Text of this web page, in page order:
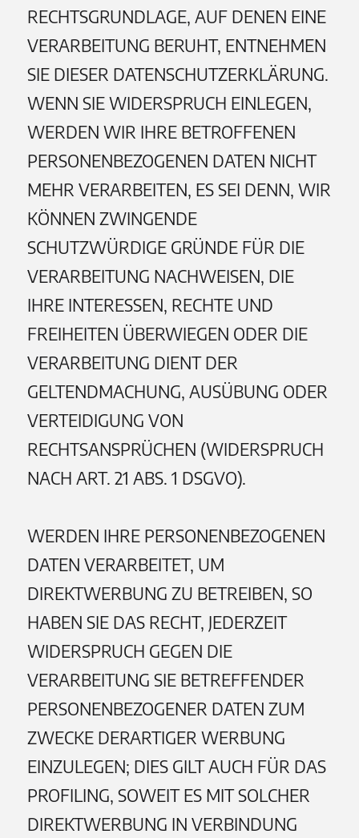
RECHTSGRUNDLAGE, AUF DENEN EINE
VERARBEITUNG BERUHT, ENTNEHMEN
SIE DIESER DATENSCHUTZERKLÄRUNG.
WENN SIE WIDERSPRUCH EINLEGEN,
WERDEN WIR IHRE BETROFFENEN
PERSONENBEZOGENEN DATEN NICHT
MEHR VERARBEITEN, ES SEI DENN, WIR
KÖNNEN ZWINGENDE
SCHUTZWÜRDIGE GRÜNDE FÜR DIE
VERARBEITUNG NACHWEISEN, DIE
IHRE INTERESSEN, RECHTE UND
FREIHEITEN ÜBERWIEGEN ODER DIE
VERARBEITUNG DIENT DER
GELTENDMACHUNG, AUSÜBUNG ODER
VERTEIDIGUNG VON
RECHTSANSPRÜCHEN (WIDERSPRUCH
NACH ART. 21 ABS. 1 DSGVO).
WERDEN IHRE PERSONENBEZOGENEN
DATEN VERARBEITET, UM
DIREKTWERBUNG ZU BETREIBEN, SO
HABEN SIE DAS RECHT, JEDERZEIT
WIDERSPRUCH GEGEN DIE
VERARBEITUNG SIE BETREFFENDER
PERSONENBEZOGENER DATEN ZUM
ZWECKE DERARTIGER WERBUNG
EINZULEGEN; DIES GILT AUCH FÜR DAS
PROFILING, SOWEIT ES MIT SOLCHER
DIREKTWERBUNG IN VERBINDUNG